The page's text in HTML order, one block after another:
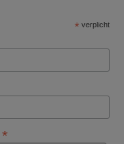
* verplicht
*